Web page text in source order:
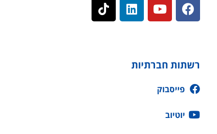
רשתות חברתיות
פייסבוק
יוטיוב